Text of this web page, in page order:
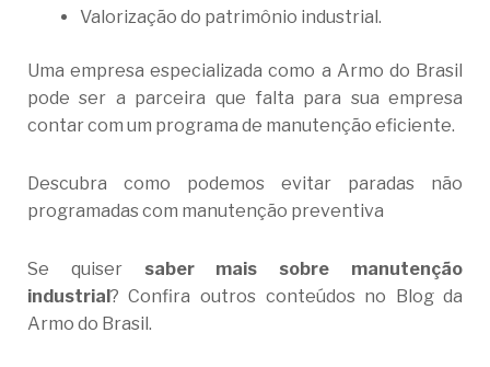
Valorização do patrimônio industrial.
Uma empresa especializada como a Armo do Brasil
pode ser a parceira que falta para sua empresa
contar com um programa de manutenção eficiente.
Descubra como podemos evitar paradas não
programadas com manutenção preventiva
Se quiser saber mais sobre manutenção
industrial? Confira outros conteúdos no Blog da
Armo do Brasil.